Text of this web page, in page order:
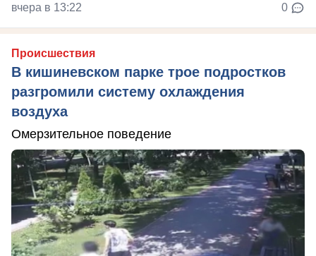
вчера в 13:22 0
Происшествия
В кишиневском парке трое подростков
разгромили систему охлаждения
воздуха
Омерзительное поведение